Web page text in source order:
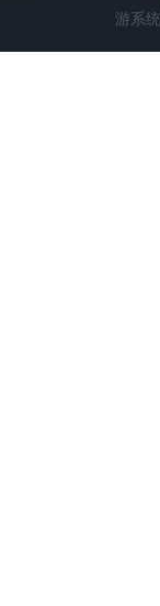
游系统